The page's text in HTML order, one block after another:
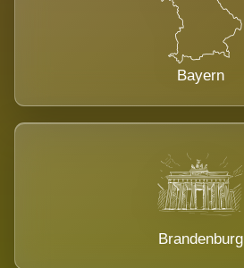
Bayern
Brandenburg